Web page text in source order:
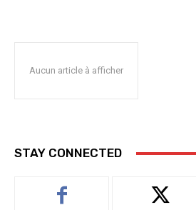
Aucun article à afficher
STAY CONNECTED